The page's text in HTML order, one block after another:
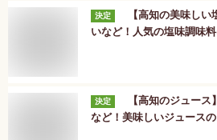
決定
【高知の美味し
いなど！人気の塩味調味料
決定
【高知のジュー
など！美味しいジュース